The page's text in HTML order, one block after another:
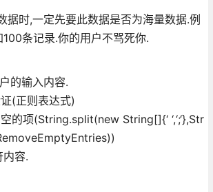
据时,一定先要此数据是否为海量数据.例
条记录.你的用户不骂死你.
的输入内容.
(正则表达式)
的项(String.split(new String[]{‘ ‘,‘;‘},Str
内容.